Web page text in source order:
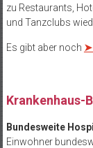
zu Restaurants,
und Tanzclubs
Es gibt aber noch ➤
Krankenhaus-
Bundesweite
Einwohner